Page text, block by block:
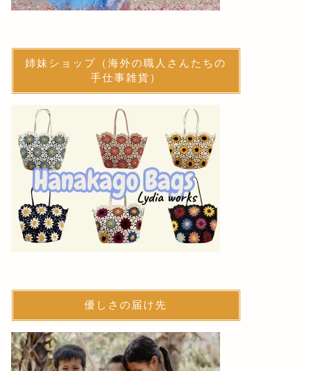
姉妹ショップ（海外の職人さんたちの
手仕事雑貨）
優しさの届け先